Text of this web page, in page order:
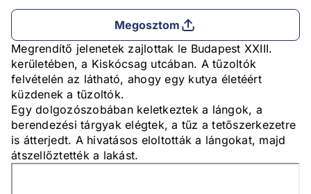
Megosztom
Megrendítő jelenetek zajlottak le Budapest XXIII.
kerületében, a Kiskócsag utcában. A tűzoltók
felvételén az látható, ahogy egy kutya életéért
küzdenek a tűzoltók.
Egy dolgozószobában keletkeztek a lángok, a
berendezési tárgyak elégtek, a tűz a tetőszerkezetre
is átterjedt. A hivatásos eloltották a lángokat, majd
átszellőztették a lakást.